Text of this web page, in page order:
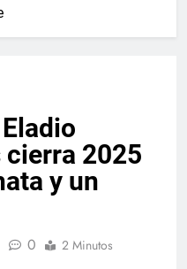
cierra 2025
y un
0 2 Minutos